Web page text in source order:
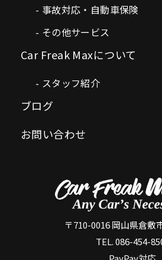
事故対応・自動車保険
その他サービス
Car Freak Maxについて
スタッフ紹介
ブログ
お問い合わせ
〒710-0016 岡山県倉敷
TEL. 086-454-